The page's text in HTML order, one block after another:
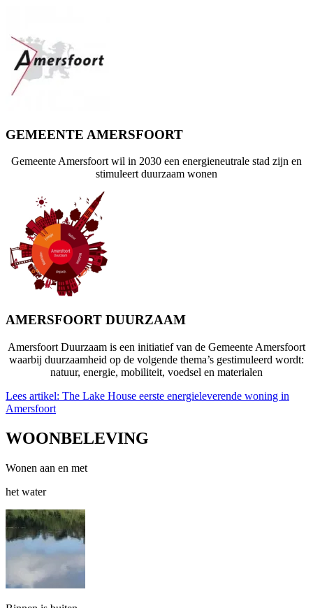
GEMEENTE AMERSFOORT
Gemeente Amersfoort wil in 2030 een energieneutrale stad zijn en
stimuleert duurzaam wonen
AMERSFOORT DUURZAAM
Amersfoort Duurzaam is een initiatief van de Gemeente Amersfoort
waarbij duurzaamheid op de volgende thema’s gestimuleerd wordt:
natuur, energie, mobiliteit, voedsel en materialen
Lees artikel: The Lake House eerste energieleverende woning in
Amersfoort
WOONBELEVING
Wonen aan en met
het water